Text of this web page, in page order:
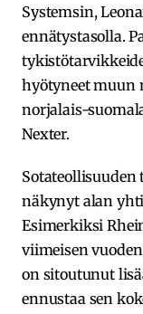
Systemsin,
ennätystasolla.
hyötyneet muun
norjalais-
Nexter.
näkynyt alan
Esimerkiksi
viimeisen
on sitoutunut
ennustaa sen